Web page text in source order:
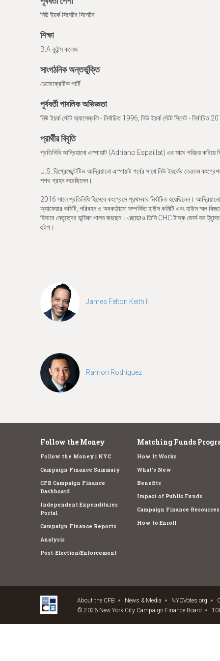
নিউ ইয়র্ক সিনেটর সিনেটর
শিক্ষা
B.A কুইন্স কলেজ
সাংগঠনিক অন্তর্ভূক্তি
ডেমোক্রেটিক পার্টি
পূর্ববর্তী পাবলিক অভিজ্ঞতা
নিউ ইয়র্ক স্টেট অ্যাসেম্বলি - নির্বাচিত 1996, নিউ ইয়র্ক স্টেট সিনেট - নির্বাচিত
প্রার্থীর বিবৃতি
প্রতিনিধি আদ্রিয়ানো এস্পায়াট (Adriano Espaillat) এর সাথে পরিচয় করিয়ে
U.S. রিপ্রেজেন্টেটিভ আদ্রিয়ানো এস্পায়াট গর্বের সাথে নিউ ইয়র্কের তেরতম
শপথ গ্রহন করেছিলেন।
2016 সালে প্রতিনিধি হিসেবে কংগ্রেসে প্রথমবার নির্বাচিত হয়েছিলেন।
অ্যাফেয়ার কমিটি, পরিবহন ও অবকাঠামো সম্পর্কিত হাউস কমিটি এবং হাউস স্মল
হিসাবে নেতৃত্বের ভূমিকা পালন করছেন। এছাড়াও তিনি CHC টাস্ক ফোর্স ফর
হুইপ।
James Felton Keith II
Ramon Rodriguez
Follow the Money
Follow the Money | NYC
Campaign Finance Summary
CFB Campaign Finance
Dashboard
Independent Expenditures
Portal
Campaign Finance Reports
Analysis
Post-Election/Enforcement
Matching Funds
How It Works
What's New
Benefits
Impact of Public Funds
Campaign Finance Resources
How to Enroll
About the CFB News & Media NYCVotes.org
© 2026 New York City Campaign Finance Board